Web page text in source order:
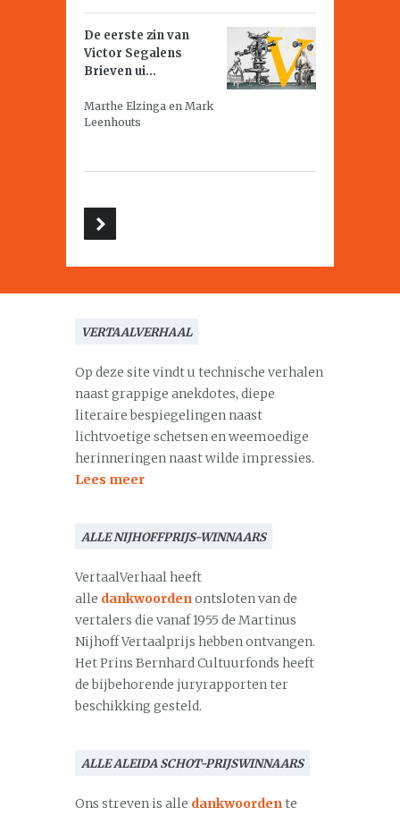
De eerste zin van
Victor Segalens
Brieven ui...
Marthe Elzinga en Mark
Leenhouts
VERTAALVERHAAL
Op deze site vindt u technische verhalen
naast grappige anekdotes, diepe
literaire bespiegelingen naast
lichtvoetige schetsen en weemoedige
herinneringen naast wilde impressies.
Lees meer
ALLE NIJHOFFPRIJS-WINNAARS
VertaalVerhaal heeft
alle dankwoordenontsloten van de
vertalers die vanaf 1955 de Martinus
Nijhoff Vertaalprijs hebben ontvangen.
Het Prins Bernhard Cultuurfonds heeft
de bijbehorende juryrapporten ter
beschikking gesteld.
ALLE ALEIDA SCHOT-PRIJSWINNAARS
Ons streven is alle dankwoordente